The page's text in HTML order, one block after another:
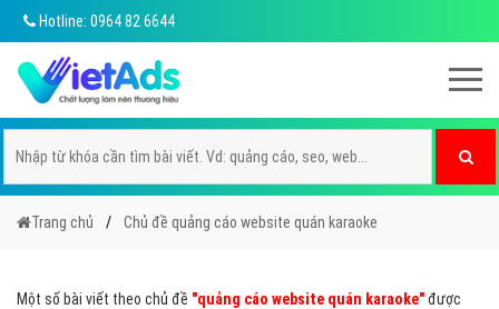
Hotline: 0964 82 6644
Trang chủ Chủ đề quảng cáo website quán karaoke
Một số bài viết theo chủ đề "quảng cáo website quán karaoke"được